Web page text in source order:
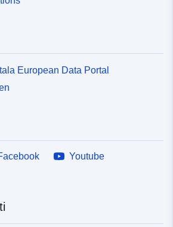
European Data Portal
Youtube